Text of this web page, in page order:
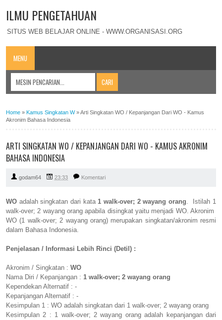
ILMU PENGETAHUAN
SITUS WEB BELAJAR ONLINE - WWW.ORGANISASI.ORG
MENU
Home » Kamus Singkatan W»Arti Singkatan WO / Kepanjangan Dari WO - Kamus
Akronim Bahasa Indonesia
ARTI SINGKATAN WO / KEPANJANGAN DARI WO - KAMUS AKRONIM
BAHASA INDONESIA
godam64 23:33 Komentari
WO adalah singkatan dari kata1 walk-over; 2 wayang orang. Istilah 1
walk-over; 2 wayang orang apabila disingkat yaitu menjadi WO. Akronim
WO (1 walk-over; 2 wayang orang) merupakan singkatan/akronim resmi
dalam Bahasa Indonesia.
Penjelasan / Informasi Lebih Rinci (Detil) :
Akronim / Singkatan : WO
Nama Diri / Kepanjangan : 1 walk-over; 2 wayang orang
Kependekan Alternatif : -
Kepanjangan Alternatif : -
Kesimpulan 1 : WO adalah singkatan dari 1 walk-over; 2 wayang orang
Kesimpulan 2 : 1 walk-over; 2 wayang orang adalah kepanjangan dari